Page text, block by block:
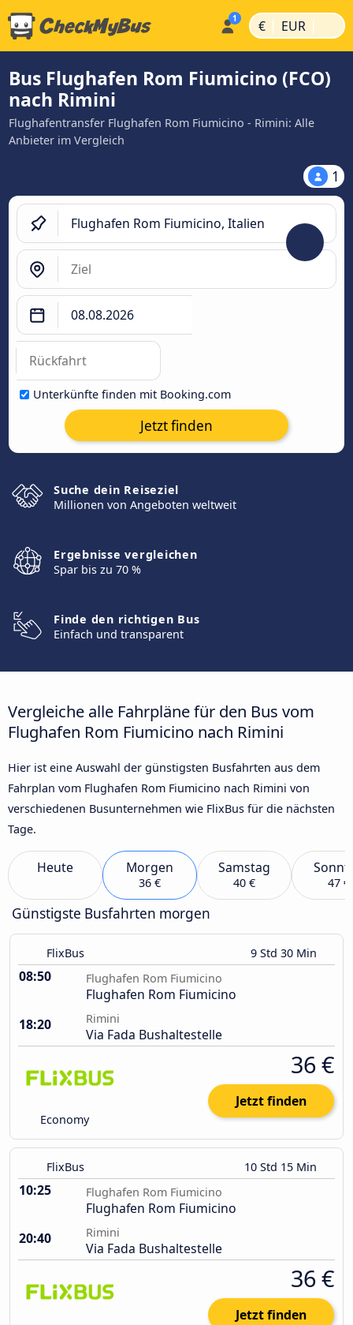
€ | EUR |
Bus Flughafen Rom Fiumicino (FCO)
nach Rimini
Flughafentransfer Flughafen Rom Fiumicino - Rimini: Alle
Anbieter im Vergleich
1
Unterkünfte finden mit Booking.com
Jetzt finden
Suche dein Reiseziel
Millionen von Angeboten weltweit
Ergebnisse vergleichen
Spar bis zu 70 %
Finde den richtigen Bus
Einfach und transparent
Vergleiche alle Fahrpläne für den Bus vom
Flughafen Rom Fiumicino nach Rimini
Hier ist eine Auswahl der günstigsten Busfahrten aus dem
Fahrplan vom Flughafen Rom Fiumicino nach Rimini von
verschiedenen Busunternehmen wie FlixBus für die nächsten
Tage.
Heute Morgen
36 €
Samstag
40 € 47 €
Günstigste Busfahrten morgen
FlixBus 9 Std 30 Min
08:50 Flughafen Rom Fiumicino
Flughafen Rom Fiumicino
18:20
Rimini
Via Fada Bushaltestelle
Economy
36 €
Jetzt finden
FlixBus 10 Std 15 Min
10:25 Flughafen Rom Fiumicino
Flughafen Rom Fiumicino
20:40
Rimini
Via Fada Bushaltestelle
36 €
Jetzt finden